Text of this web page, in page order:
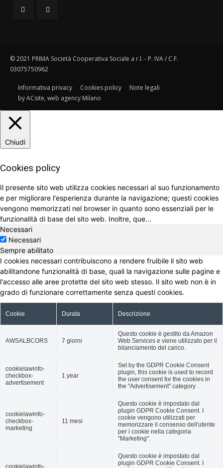
© 2021 PRIMA Società Cooperativa Sociale a r.l. - P. IVA / C.F.
03075750962
Informativa privacy Cookies policy
Note legali
by ACsite, web agency Milano
Chiudi
Cookies policy
Il presente sito web utilizza cookies necessari al suo funzionamento
e per migliorare l'esperienza durante la navigazione; questi cookies
vengono memorizzati nel browser in quanto sono essenziali per le
funzionalità di base del sito web. Inoltre, que...
Necessari
Necessari
Sempre abilitato
I cookies necessari contribuiscono a rendere fruibile il sito web
abilitandone funzionalità di base, quali la navigazione sulle pagine e
l'accesso alle aree protette del sito web stesso. Il sito web non è in
grado di funzionare correttamente senza questi cookies.
Cookie Durata Descrizione
AWSALBCORS 7 giorni
Questo cookie è gestito da Amazon
Web Services e viene utilizzato per il
bilanciamento del carico.
cookielawinfo-
checkbox-
advertisement
1 year
Set by the GDPR Cookie Consent
plugin, this cookie is used to record
the user consent for the cookies in
the "Advertisement" category .
cookielawinfo-
checkbox-
marketing
11 mesi
Questo cookie è impostato dal
plugin GDPR Cookie Consent. I
cookie vengono utilizzati per
memorizzare il consenso dell'utente
per i cookie nella categoria
"Marketing".
Questo cookie è impostato dal
plugin GDPR Cookie Consent. I